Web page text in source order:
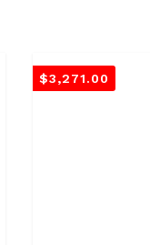
$3,271.00